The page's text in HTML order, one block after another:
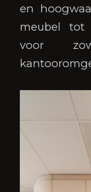
en
meubel tot
voor